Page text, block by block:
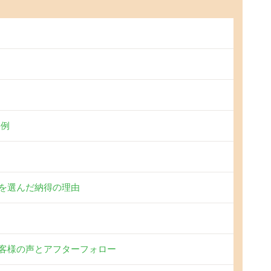
選んだ納得の理由
様の声とアフターフォロー